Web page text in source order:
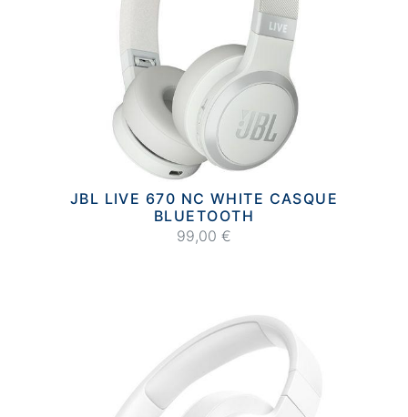
JBL LIVE 670 NC WHITE CASQUE
BLUETOOTH
99,00 €